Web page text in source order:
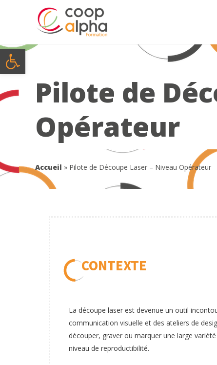
Ouvrir la barre d’outils
Pilote de
Opérateur
Accueil » Pilote de Découpe Laser – Niveau Opérateur
CONTEXTE
La découpe laser est devenue un outil
communication visuelle et des ateliers de
découper, graver ou marquer une large
niveau de reproductibilité.